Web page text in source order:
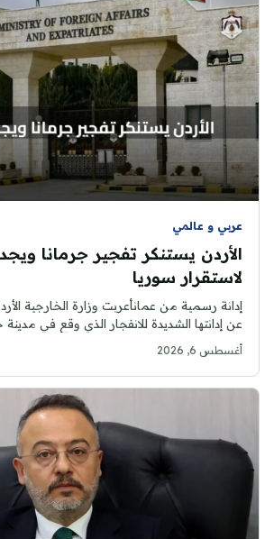
عربي و عالمي
الأردن يستنكر تفجير جرمانا
لاستقرار سوريا
إدانة رسمية من عمانأعربت وزارة الخارجية
عن إدانتها الشديدة للانفجار الذي وقع في
ريف...
أغسطس 6, 2026